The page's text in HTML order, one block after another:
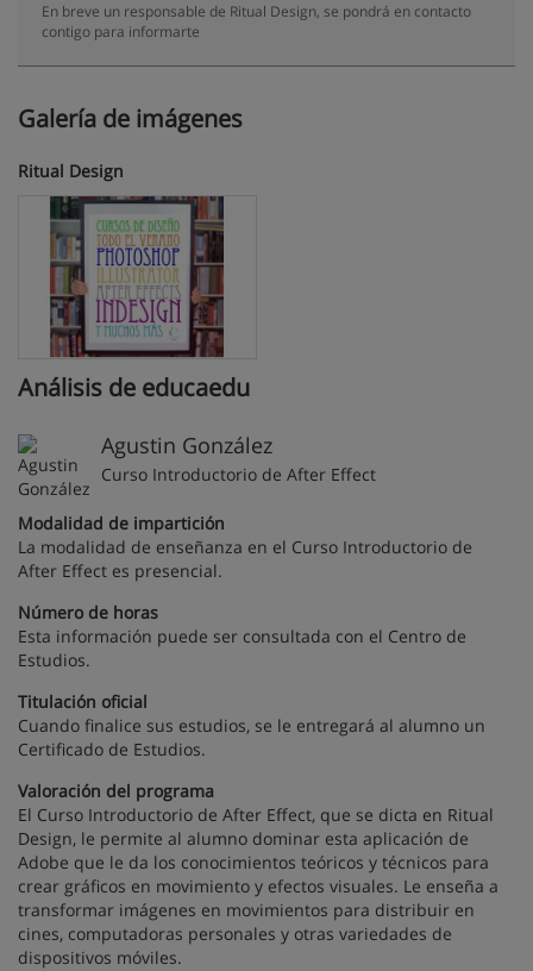
En breve un responsable de Ritual Design, se pondrá en contacto
contigo para informarte
Galería de imágenes
Ritual Design
Análisis de educaedu
Agustin González
Curso Introductorio de After Effect
Modalidad de impartición
La modalidad de enseñanza en el Curso Introductorio de
After Effect es presencial.
Número de horas
Esta información puede ser consultada con el Centro de
Estudios.
Titulación oficial
Cuando finalice sus estudios, se le entregará al alumno un
Certificado de Estudios.
Valoración del programa
El Curso Introductorio de After Effect, que se dicta en Ritual
Design, le permite al alumno dominar esta aplicación de
Adobe que le da los conocimientos teóricos y técnicos para
crear gráficos en movimiento y efectos visuales. Le enseña a
transformar imágenes en movimientos para distribuir en
cines, computadoras personales y otras variedades de
dispositivos móviles.